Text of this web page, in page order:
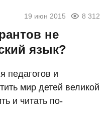
19 июн 2015 8 312
не
язык?
педагогов и
мир детей великой
и читать по-